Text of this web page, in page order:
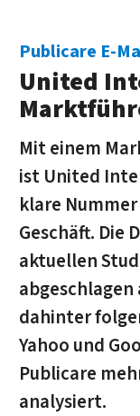
Publicare E-
United
Mit einem
ist United
klare
Geschäft. Die
aktuellen
dahinter
Yahoo und
Publicare
analysiert.